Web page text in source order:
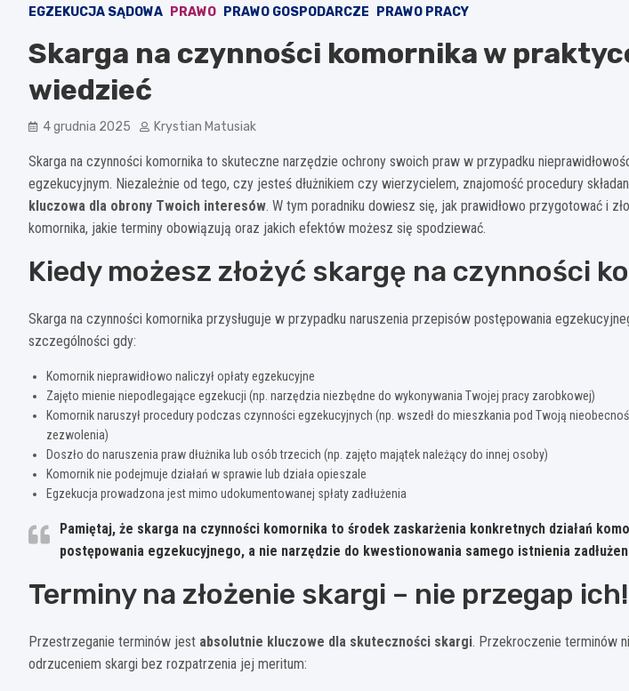
EGZEKUCJA SĄDOWA PRAWO PRAWO GOSPODARCZE PRAWO PRACY
Skarga na czynności komornika w
wiedzieć
4 grudnia 2025 Krystian Matusiak
Skarga na czynności komornika to skuteczne narzędzie ochrony swoich praw w przypadku
egzekucyjnym. Niezależnie od tego, czy jesteś dłużnikiem czy wierzycielem, znajomość procedury
kluczowa dla obrony Twoich interesów. W tym poradniku dowiesz się, jak prawidłowo przygotować i
komornika, jakie terminy obowiązują oraz jakich efektów możesz się spodziewać.
Kiedy możesz złożyć skargę na czynności
Skarga na czynności komornika przysługuje w przypadku naruszenia przepisów postępowania
szczególności gdy:
Komornik nieprawidłowo naliczył opłaty egzekucyjne
Zajęto mienie niepodlegające egzekucji (np. narzędzia niezbędne do wykonywania Twojej pracy zarobkowej)
Komornik naruszył procedury podczas czynności egzekucyjnych (np. wszedł do mieszkania pod Twoją
zezwolenia)
Doszło do naruszenia praw dłużnika lub osób trzecich (np. zajęto majątek należący do innej osoby)
Komornik nie podejmuje działań w sprawie lub działa opieszale
Egzekucja prowadzona jest mimo udokumentowanej spłaty zadłużenia
Pamiętaj, że skarga na czynności komornika to środek zaskarżenia konkretnych działań
postępowania egzekucyjnego, a nie narzędzie do kwestionowania samego istnienia
Terminy na złożenie skargi – nie przegap ich!
Przestrzeganie terminów jest absolutnie kluczowe dla skuteczności skargi. Przekroczenie terminów
odrzuceniem skargi bez rozpatrzenia jej meritum: